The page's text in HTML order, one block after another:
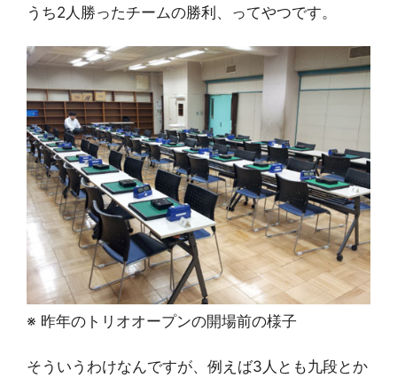
うち2人勝ったチームの勝利、ってやつです。
※ 昨年のトリオオープンの開場前の様子
そういうわけなんですが、例えば3人とも九段とか